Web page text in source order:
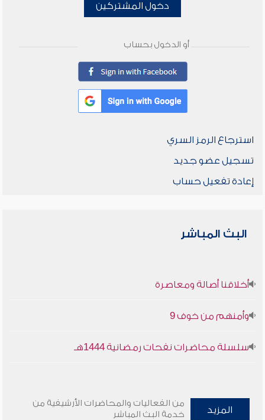
دخول المشتركين
أو الدخول بحساب
استرجاع الرمز السري
تسجيل عضو جديد
إعادة تفعيل حساب
البث المباشر
أخلاقنا أصالة ومعاصرة
وأمنهم من خوف 9
سلسلة محاضرات نفحات رمضانية 1444هـ
المزيد
من الفعاليات والمحاضرات الأرشيفية من
خدمة البث المباشر